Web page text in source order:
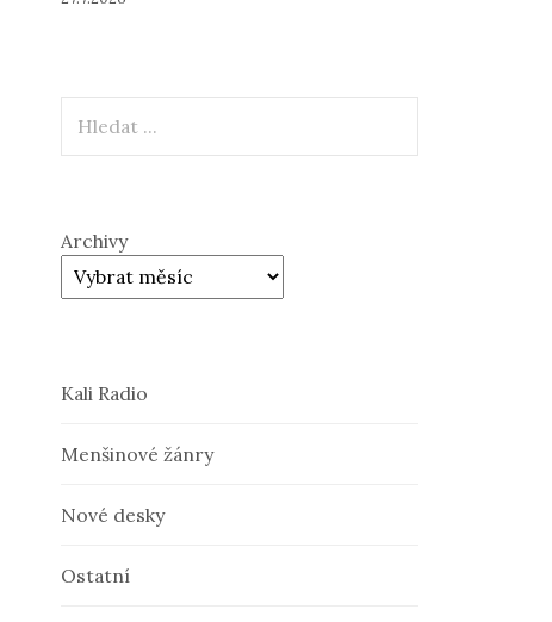
Archivy
Kali Radio
Menšinové žánry
Nové desky
Ostatní